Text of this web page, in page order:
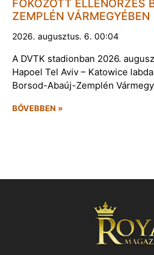
FOKOZOTT ELLENŐRZÉS
ZEMPLÉN VÁRMEGYÉBEN
2026. augusztus. 6. 00:04
A DVTK stadionban 2026.
Hapoel Tel Aviv – Katowice
Borsod-Abaúj-Zemplén
BŐVEBBEN »